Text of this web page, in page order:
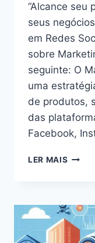
“Alcance seu
seus
em Redes
sobre
seguinte: O
uma
de produtos,
das
Facebook,
LER MAIS
REDES
EM